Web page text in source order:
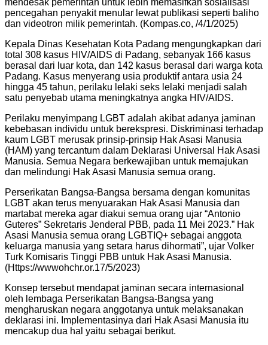
pencegahan penyakit menular lewat publikasi seperti baliho
dan videotron milik pemerintah. (Kompas.co, /4/1/2025)
Kepala Dinas Kesehatan Kota Padang mengungkapkan dari
total 308 kasus HIV/AIDS di Padang, sebanyak 166 kasus
berasal dari luar kota, dan 142 kasus berasal dari warga kota
Padang. Kasus menyerang usia produktif antara usia 24
hingga 45 tahun, perilaku lelaki seks lelaki menjadi salah
satu penyebab utama meningkatnya angka HIV/AIDS.
Perilaku menyimpang LGBT adalah akibat adanya jaminan
kebebasan individu untuk berekspresi. Diskriminasi terhadap
kaum LGBT merusak prinsip-prinsip Hak Asasi Manusia
(HAM) yang tercantum dalam Deklarasi Universal Hak Asasi
Manusia. Semua Negara berkewajiban untuk memajukan
dan melindungi Hak Asasi Manusia semua orang.
Perserikatan Bangsa-Bangsa bersama dengan komunitas
LGBT akan terus menyuarakan Hak Asasi Manusia dan
martabat mereka agar diakui semua orang ujar “Antonio
Guteres” Sekretaris Jenderal PBB, pada 11 Mei 2023.” Hak
Asasi Manusia semua orang LGBTIQ+ sebagai anggota
keluarga manusia yang setara harus dihormati”, ujar Volker
Turk Komisaris Tinggi PBB untuk Hak Asasi Manusia.
(Https://wwwohchr.or.17/5/2023)
Konsep tersebut mendapat jaminan secara internasional
oleh lembaga Perserikatan Bangsa-Bangsa yang
mengharuskan negara anggotanya untuk melaksanakan
deklarasi ini. Implementasinya dari Hak Asasi Manusia itu
mencakup dua hal yaitu sebagai berikut.